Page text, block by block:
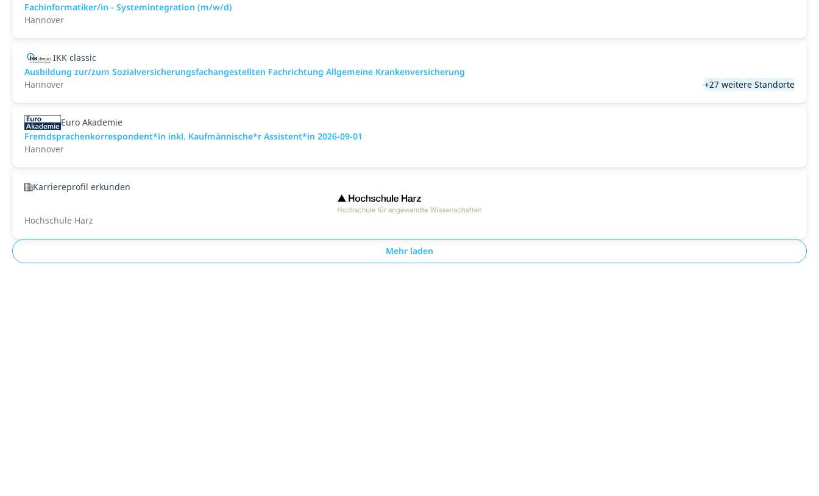
Fachinformatiker/in - Systemintegration (m/w/d)
Hannover
IKK classic
Aus­bild­ung zur/zum Sozial­versicher­ungs­fach­angestellten­ Fach­richtung All­gemeine Kranken­versicher­ung
Hannover
+27 weitere Standorte
Euro Akademie
Fremdsprachenkorrespondent*in inkl. Kaufmännische*r Assistent*in 2026-09-01
Hannover
Karriereprofil erkunden
Hochschule Harz
Mehr laden